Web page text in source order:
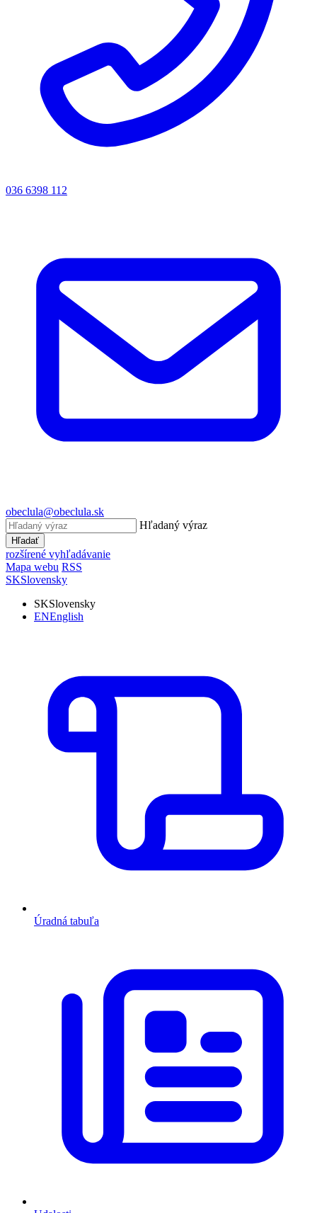
036 6398 112
obeclula@obeclula.sk
Hľadaný výraz
Hľadať
rozšírené vyhľadávanie
Mapa webu RSS
SKSlovensky
SKSlovensky
ENEnglish
Úradná tabuľa